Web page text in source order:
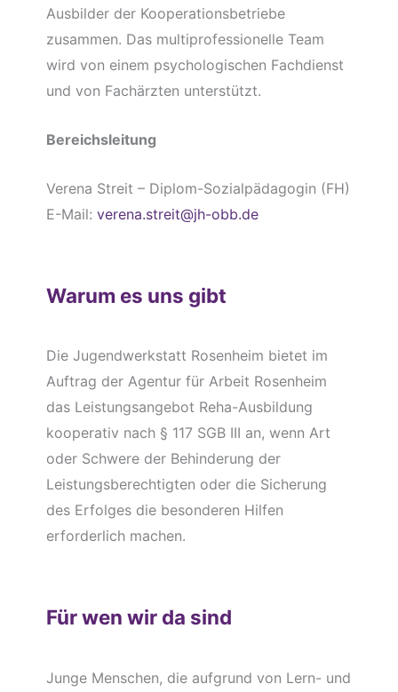
Ausbilder der Kooperationsbetriebe
zusammen. Das multiprofessionelle Team
wird von einem psychologischen Fachdienst
und von Fachärzten unterstützt.
Bereichsleitung
Verena Streit – Diplom-Sozialpädagogin (FH)
E-Mail: verena.streit@jh-obb.de
Warum es uns gibt
Die Jugendwerkstatt Rosenheim bietet im
Auftrag der Agentur für Arbeit Rosenheim
das Leistungsangebot Reha-Ausbildung
kooperativ nach § 117 SGB III an, wenn Art
oder Schwere der Behinderung der
Leistungsberechtigten oder die Sicherung
des Erfolges die besonderen Hilfen
erforderlich machen.
Für wen wir da sind
Junge Menschen, die aufgrund von Lern- und